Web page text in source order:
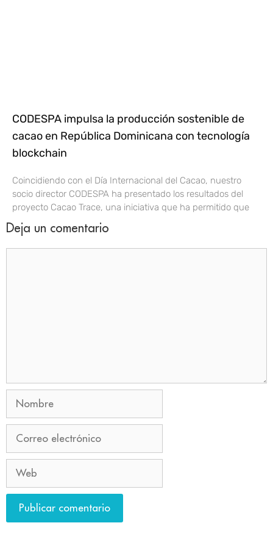
CODESPA impulsa la producción sostenible de
cacao en República Dominicana con tecnología
blockchain
Coincidiendo con el Día Internacional del Cacao, nuestro
socio director CODESPA ha presentado los resultados del
proyecto Cacao Trace, una iniciativa que ha permitido que
Deja un comentario